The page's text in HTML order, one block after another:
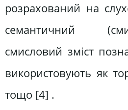
розрахований на
семантичний
смисловий зміст
використовують як
тощо [4] .